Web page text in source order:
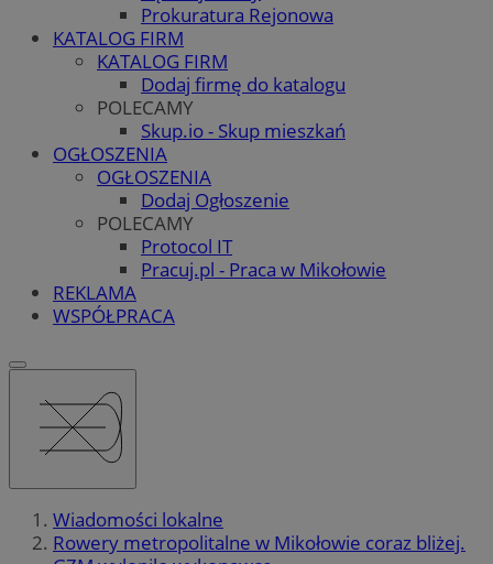
Prokuratura Rejonowa
KATALOG FIRM
KATALOG FIRM
Dodaj firmę do katalogu
POLECAMY
Skup.io - Skup mieszkań
OGŁOSZENIA
OGŁOSZENIA
Dodaj Ogłoszenie
POLECAMY
Protocol IT
Pracuj.pl - Praca w Mikołowie
REKLAMA
WSPÓŁPRACA
Wiadomości lokalne
Rowery metropolitalne w Mikołowie coraz bliżej.